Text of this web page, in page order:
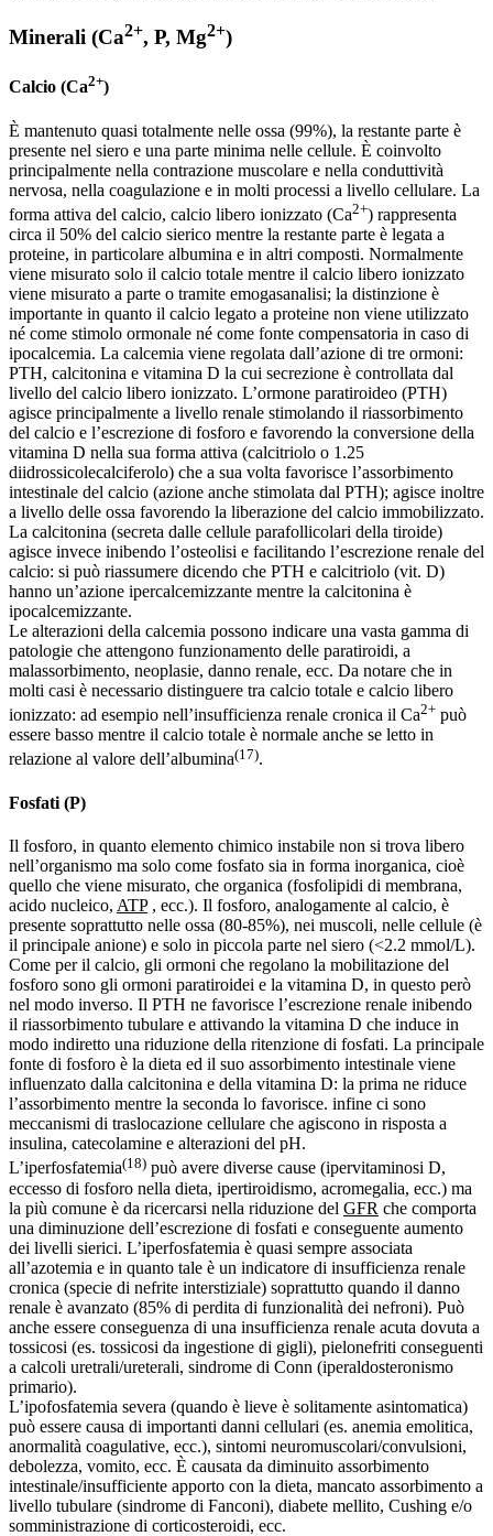
Minerali (Ca2+, P, Mg2+)
Calcio (Ca2+)
È mantenuto quasi totalmente nelle ossa (99%), la restante parte è
presente nel siero e una parte minima nelle cellule. È coinvolto
principalmente nella contrazione muscolare e nella conduttività
nervosa, nella coagulazione e in molti processi a livello cellulare. La
forma attiva del calcio, calcio libero ionizzato (Ca2+) rappresenta
circa il 50% del calcio sierico mentre la restante parte è legata a
proteine, in particolare albumina e in altri composti. Normalmente
viene misurato solo il calcio totale mentre il calcio libero ionizzato
viene misurato a parte o tramite emogasanalisi; la distinzione è
importante in quanto il calcio legato a proteine non viene utilizzato
né come stimolo ormonale né come fonte compensatoria in caso di
ipocalcemia. La calcemia viene regolata dall’azione di tre ormoni:
PTH, calcitonina e vitamina D la cui secrezione è controllata dal
livello del calcio libero ionizzato. L’ormone paratiroideo (PTH)
agisce principalmente a livello renale stimolando il riassorbimento
del calcio e l’escrezione di fosforo e favorendo la conversione della
vitamina D nella sua forma attiva (calcitriolo o 1.25
diidrossicolecalciferolo) che a sua volta favorisce l’assorbimento
intestinale del calcio (azione anche stimolata dal PTH); agisce inoltre
a livello delle ossa favorendo la liberazione del calcio immobilizzato.
La calcitonina (secreta dalle cellule parafollicolari della tiroide)
agisce invece inibendo l’osteolisi e facilitando l’escrezione renale del
calcio: si può riassumere dicendo che PTH e calcitriolo (vit. D)
hanno un’azione ipercalcemizzante mentre la calcitonina è
ipocalcemizzante.
Le alterazioni della calcemia possono indicare una vasta gamma di
patologie che attengono funzionamento delle paratiroidi, a
malassorbimento, neoplasie, danno renale, ecc. Da notare che in
molti casi è necessario distinguere tra calcio totale e calcio libero
ionizzato: ad esempio nell’insufficienza renale cronica il Ca2+ può
essere basso mentre il calcio totale è normale anche se letto in
relazione al valore dell’albumina(17).
Fosfati (P)
Il fosforo, in quanto elemento chimico instabile non si trova libero
nell’organismo ma solo come fosfato sia in forma inorganica, cioè
quello che viene misurato, che organica (fosfolipidi di membrana,
acido nucleico, ATP, ecc.). Il fosforo, analogamente al calcio, è
presente soprattutto nelle ossa (80-85%), nei muscoli, nelle cellule (è
il principale anione) e solo in piccola parte nel siero (<2.2 mmol/L).
Come per il calcio, gli ormoni che regolano la mobilitazione del
fosforo sono gli ormoni paratiroidei e la vitamina D, in questo però
nel modo inverso. Il PTH ne favorisce l’escrezione renale inibendo
il riassorbimento tubulare e attivando la vitamina D che induce in
modo indiretto una riduzione della ritenzione di fosfati. La principale
fonte di fosforo è la dieta ed il suo assorbimento intestinale viene
influenzato dalla calcitonina e della vitamina D: la prima ne riduce
l’assorbimento mentre la seconda lo favorisce. infine ci sono
meccanismi di traslocazione cellulare che agiscono in risposta a
insulina, catecolamine e alterazioni del pH.
L’iperfosfatemia(18) può avere diverse cause (ipervitaminosi D,
eccesso di fosforo nella dieta, ipertiroidismo, acromegalia, ecc.) ma
la più comune è da ricercarsi nella riduzione del GFR che comporta
una diminuzione dell’escrezione di fosfati e conseguente aumento
dei livelli sierici. L’iperfosfatemia è quasi sempre associata
all’azotemia e in quanto tale è un indicatore di insufficienza renale
cronica (specie di nefrite interstiziale) soprattutto quando il danno
renale è avanzato (85% di perdita di funzionalità dei nefroni). Può
anche essere conseguenza di una insufficienza renale acuta dovuta a
tossicosi (es. tossicosi da ingestione di gigli), pielonefriti conseguenti
a calcoli uretrali/ureterali, sindrome di Conn (iperaldosteronismo
primario).
L’ipofosfatemia severa (quando è lieve è solitamente asintomatica)
può essere causa di importanti danni cellulari (es. anemia emolitica,
anormalità coagulative, ecc.), sintomi neuromuscolari/convulsioni,
debolezza, vomito, ecc. È causata da diminuito assorbimento
intestinale/insufficiente apporto con la dieta, mancato assorbimento a
livello tubulare (sindrome di Fanconi), diabete mellito, Cushing e/o
somministrazione di corticosteroidi, ecc.